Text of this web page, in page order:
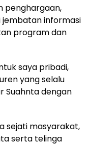
penghargaan,
jembatan informasi
program dan
saya pribadi,
yang selalu
Suahnta dengan
sejati masyarakat,
serta telinga